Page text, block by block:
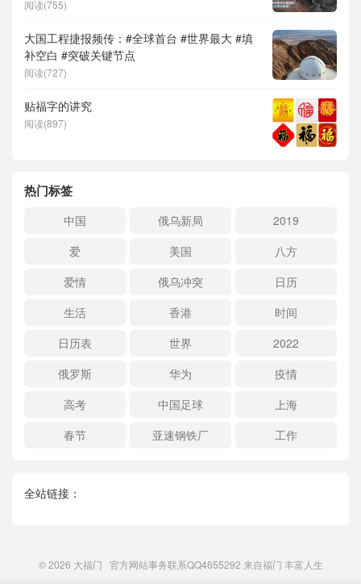
阅读(755)
大国工程捷报频传：#全球首台 #世界最大 #填
补空白 #突破关键节点
阅读(727)
贴福字的讲究
阅读(897)
热门标签
中国 俄乌新局
2019
爱
美国
八方
爱情
俄乌冲突
日历
生活
香港
时间
日历表
世界
2022
俄罗斯
华为
疫情
高考
中国足球
上海
春节
亚速钢铁厂 工作
全站链接：
© 2026 大福门 官方网站事务联系QQ4655292 来自福门 丰富人生